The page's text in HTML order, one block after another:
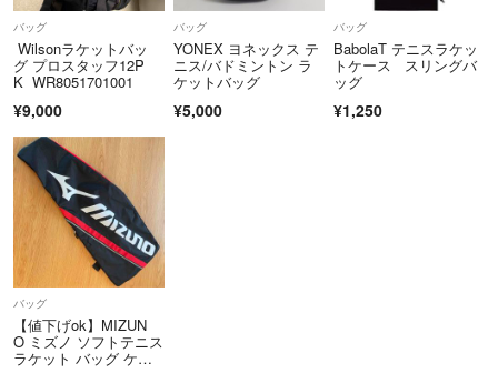
バッグ
Wilsonラケットバッ
グ プロスタッフ12P
K WR8051701001
¥9,000
バッグ
YONEX ヨネックス テ
ニス/バドミントン ラ
ケットバッグ
¥5,000
バッグ
BabolaT テニスラケッ
トケース スリングバ
ッグ
¥1,250
バッグ
【値下げok】MIZUN
O ミズノ ソフトテニス
ラケット バッグ ケー